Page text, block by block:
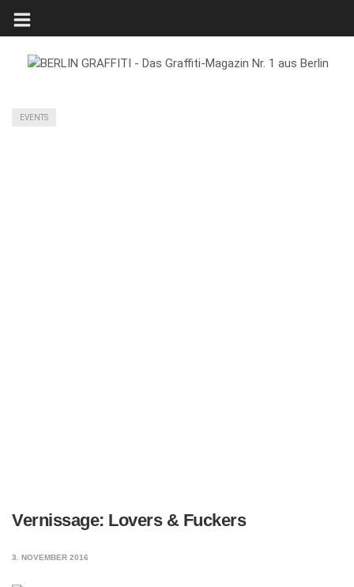
EVENTS
Vernissage: Lovers & Fuckers
3. NOVEMBER 2016